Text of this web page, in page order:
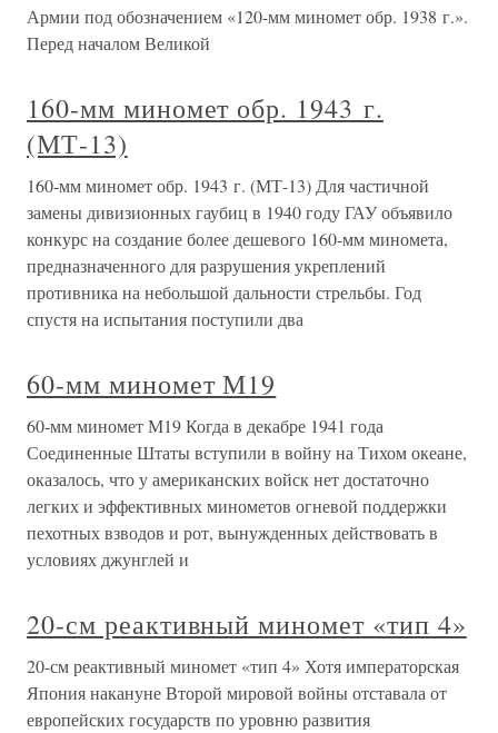
Армии под обозначением «120-мм миномет обр. 1938 г.».
Перед началом Великой
160-мм миномет обр. 1943 г.
(МТ-13)
160-мм миномет обр. 1943 г. (МТ-13) Для частичной
замены дивизионных гаубиц в 1940 году ГАУ объявило
конкурс на создание более дешевого 160-мм миномета,
предназначенного для разрушения укреплений
противника на небольшой дальности стрельбы. Год
спустя на испытания поступили два
60-мм миномет М19
60-мм миномет М19 Когда в декабре 1941 года
Соединенные Штаты вступили в войну на Тихом океане,
оказалось, что у американских войск нет достаточно
легких и эффективных минометов огневой поддержки
пехотных взводов и рот, вынужденных действовать в
условиях джунглей и
20-см реактивный миномет «тип 4»
20-см реактивный миномет «тип 4» Хотя императорская
Япония накануне Второй мировой войны отставала от
европейских государств по уровню развития